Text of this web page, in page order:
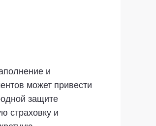
и
может привести
защите
страховку и